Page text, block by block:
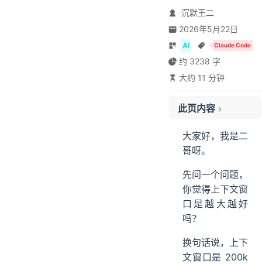
沉默王二
2026年5月22日
AI Claude Code
约 3238 字
大约 11 分钟
此页内容
01、1M Token 到底有多大？
自动压缩决策
事后恢复。
05、CLAUDE.md
06、Sub-agent
07、Memory 系统
08、四条建议
大家好，我是二
哥呀。
先问一个问题，
你觉得上下文窗
口是越大越好
吗？
换句话说，上下
文窗口是 200k